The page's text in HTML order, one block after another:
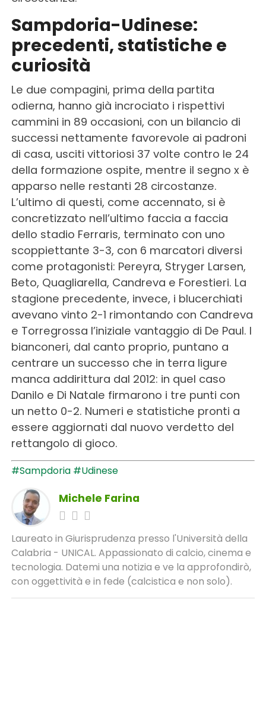
Sampdoria-Udinese:
precedenti, statistiche e
curiosità
Le due compagini, prima della partita
odierna, hanno già incrociato i rispettivi
cammini in 89 occasioni, con un bilancio di
successi nettamente favorevole ai padroni
di casa, usciti vittoriosi 37 volte contro le 24
della formazione ospite, mentre il segno x è
apparso nelle restanti 28 circostanze.
L’ultimo di questi, come accennato, si è
concretizzato nell’ultimo faccia a faccia
dello stadio Ferraris, terminato con uno
scoppiettante 3-3, con 6 marcatori diversi
come protagonisti: Pereyra, Stryger Larsen,
Beto, Quagliarella, Candreva e Forestieri. La
stagione precedente, invece, i blucerchiati
avevano vinto 2-1 rimontando con Candreva
e Torregrossa l’iniziale vantaggio di De Paul. I
bianconeri, dal canto proprio, puntano a
centrare un successo che in terra ligure
manca addirittura dal 2012: in quel caso
Danilo e Di Natale firmarono i tre punti con
un netto 0-2. Numeri e statistiche pronti a
essere aggiornati dal nuovo verdetto del
rettangolo di gioco.
#Sampdoria #Udinese
Michele Farina
Laureato in Giurisprudenza presso l'Università della
Calabria - UNICAL. Appassionato di calcio, cinema e
tecnologia. Datemi una notizia e ve la approfondirò,
con oggettività e in fede (calcistica e non solo).